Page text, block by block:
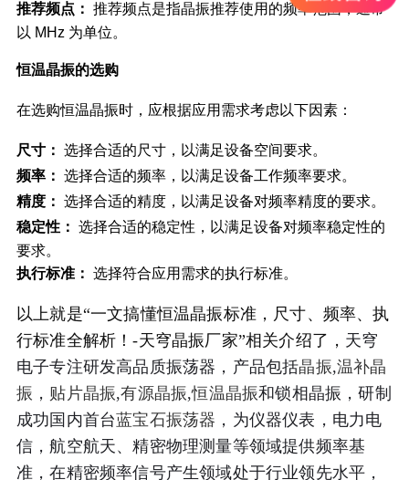
推荐频点： 推荐频点是指晶振推荐使用的频率范围，通常
以 MHz 为单位。
恒温晶振的选购
在选购恒温晶振时，应根据应用需求考虑以下因素：
尺寸： 选择合适的尺寸，以满足设备空间要求。
频率： 选择合适的频率，以满足设备工作频率要求。
精度： 选择合适的精度，以满足设备对频率精度的要求。
稳定性： 选择合适的稳定性，以满足设备对频率稳定性的
要求。
执行标准： 选择符合应用需求的执行标准。
以上就是“一文搞懂恒温晶振标准，尺寸、频率、执
行标准全解析！-天穹晶振厂家”相关介绍了， 天穹
电子专注研发高品质振荡器，产品包括晶振,温补晶
振 ， 贴片晶振,有源晶振,恒温晶振和锁相晶振，研制
成功国内首台蓝宝石振荡器 ，为仪器仪表，电力电
信，航空航天、精密物理测量等领域提供频率基
准，在精密频率信号产生领域处于行业领先水平，